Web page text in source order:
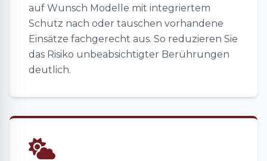
auf Wunsch Modelle mit integriertem
Schutz nach oder tauschen vorhandene
Einsätze fachgerecht aus. So reduzieren Sie
das Risiko unbeabsichtigter Berührungen
deutlich.